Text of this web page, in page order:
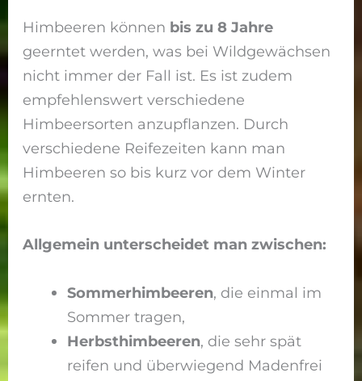
Himbeeren können bis zu 8 Jahre
geerntet werden, was bei Wildgewächsen
nicht immer der Fall ist. Es ist zudem
empfehlenswert verschiedene
Himbeersorten anzupflanzen. Durch
verschiedene Reifezeiten kann man
Himbeeren so bis kurz vor dem Winter
ernten.
Allgemein unterscheidet man zwischen:
Sommerhimbeeren, die einmal im
Sommer tragen,
Herbsthimbeeren, die sehr spät
reifen und überwiegend Madenfrei